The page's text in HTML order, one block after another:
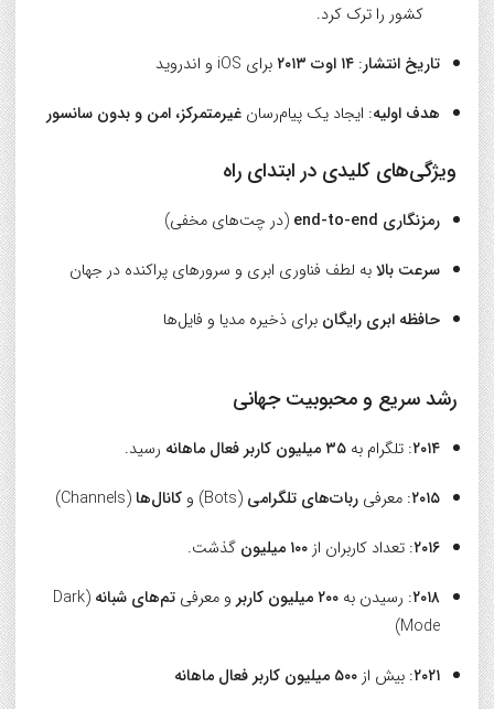
کشور را ترک کرد.
تاریخ انتشار: ۱۴ اوت ۲۰۱۳
برای iOS و اندروید
هدف اولیه: ایجاد یک پیام‌رسان غیرمتمرکز، امن و بدون سانسور
ویژگی‌های کلیدی در ابتدای راه
رمزنگاری end-to-end
(در چت‌های مخفی)
سرعت بالابه لطف فناوری ابری و سرورهای پراکنده در جهان
حافظه ابری رایگان برای ذخیره مدیا و فایل‌ها
رشد سریع و محبوبیت جهانی
۲۰۱۴: تلگرام به ۳۵ میلیون کاربر فعال ماهانه
رسید.
۲۰۱۵: معرفی ربات‌های تلگرامی (Bots) و کانال‌ها (Channels)
۲۰۱۶: تعداد کاربران از۱۰۰ میلیون
گذشت.
۲۰۱۸: رسیدن به ۲۰۰ میلیون کاربر و معرفی تم‌های شبانه (Dark
Mode)
۲۰۲۱: بیش از۵۰۰ میلیون کاربر فعال ماهانه